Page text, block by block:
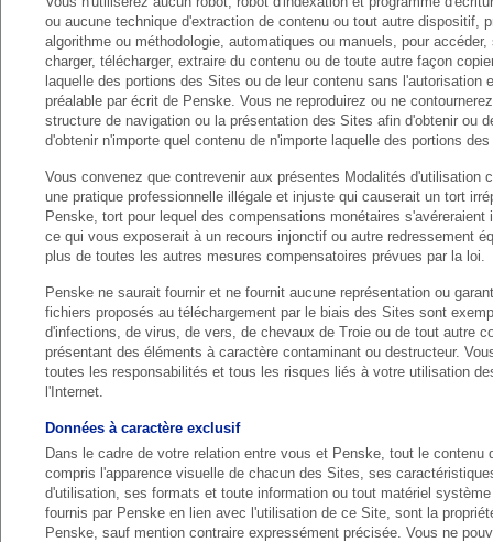
ou aucune technique d'extraction de contenu ou tout autre dispositif,
algorithme ou méthodologie, automatiques ou manuels, pour accéder,
charger, télécharger, extraire du contenu ou de toute autre façon
laquelle des portions des Sites ou de leur contenu sans l'autorisation
préalable par écrit de Penske. Vous ne reproduirez ou ne
structure de navigation ou la présentation des Sites afin d'obtenir ou
d'obtenir n'importe quel contenu de n'importe laquelle des portions
Vous convenez que contrevenir aux présentes Modalités d'utilisation
une pratique professionnelle illégale et injuste qui causerait un tort
Penske, tort pour lequel des compensations monétaires s'avéreraient
ce qui vous exposerait à un recours injonctif ou autre redressement
plus de toutes les autres mesures compensatoires prévues par la loi.
Penske ne saurait fournir et ne fournit aucune représentation ou
fichiers proposés au téléchargement par le biais des Sites sont
d'infections, de virus, de vers, de chevaux de Troie ou de tout autre
présentant des éléments à caractère contaminant ou destructeur.
toutes les responsabilités et tous les risques liés à votre utilisation
l'Internet.
Données à caractère exclusif
Dans le cadre de votre relation entre vous et Penske, tout le contenu
compris l'apparence visuelle de chacun des Sites, ses
d'utilisation, ses formats et toute information ou tout matériel
fournis par Penske en lien avec l'utilisation de ce Site, sont la
Penske, sauf mention contraire expressément précisée. Vous ne